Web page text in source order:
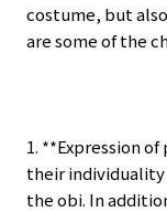
costume, but
are some of the
1. **Expression
their individuality
the obi. In